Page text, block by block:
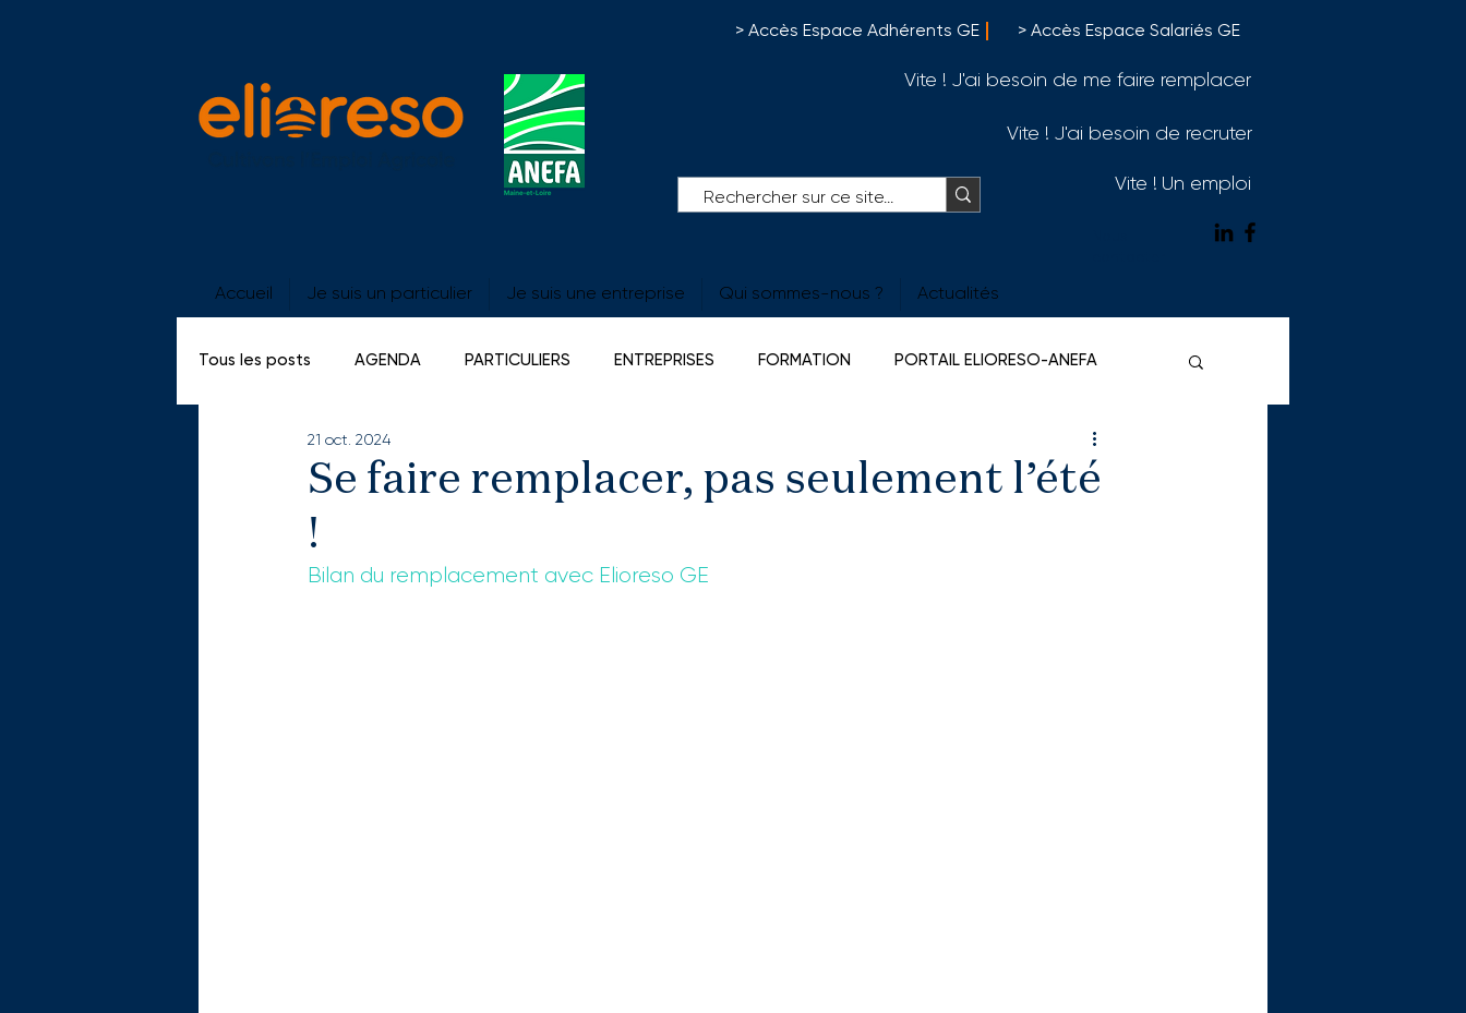
> Accès Espace Adhérents GE > Accès Espace Salariés GE
Vite ! J'ai besoin de me faire remplacer
Vite ! Un emploi
Vite ! J'ai besoin de recruter
Accueil Je suis un particulier Je suis une entreprise Qui sommes-nous ? Actualités
Tous les posts AGENDA PARTICULIERS ENTREPRISES FORMATION PORTAIL ELIORESO-ANEFA
GE SALARIES PORTES OUVERTES
Se faire remplacer, pas seulement l’été
!
21 oct. 2024
Bilan du remplacement avec Elioreso GE